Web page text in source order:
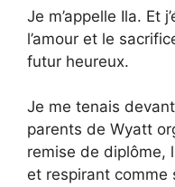
Je m’appelle Ila. Et
l’amour et le
futur heureux.
Je me tenais
parents de Wyatt
remise de diplôme,
et respirant comme